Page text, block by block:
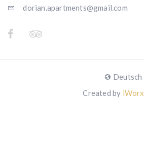
dorian.apartments@gmail.com
Deutsch
Created by iWorx